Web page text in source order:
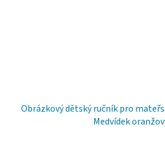
Obrázkový dětský ručník pro
Medvídek